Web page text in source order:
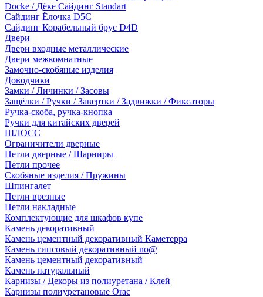
Docke / Дёке Сайдинг Standart
Сайдинг Ёлочка D5C
Сайдинг Корабельный брус D4D
Двери
Двери входные металлические
Двери межкомнатные
Замочно-скобяные изделия
Доводчики
Замки / Личинки / Засовы
Защёлки / Ручки / Завертки / Задвижки / Фиксаторы
Ручка-скоба, ручка-кнопка
Ручки для китайских дверей
ШЛОСС
Ограничители дверные
Петли дверные / Шарниры
Петли прочее
Скобяные изделия / Пружины
Шпингалет
Петли врезные
Петли накладные
Комплектующие для шкафов купе
Камень декоративный
Камень цементный декоративный Каметерра
Камень гипсовый декоративный no@
Камень цементный декоративный
Камень натуральный
Карнизы / Декоры из полиуретана / Клей
Карнизы полиуретановые Orac